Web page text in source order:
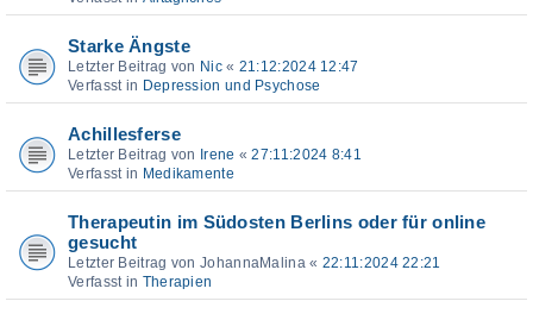
Starke Ängste
Letzter Beitrag von Nic« 21:12:2024 12:47
Verfasst in Depression und Psychose
Achillesferse
Letzter Beitrag von Irene «27:11:2024 8:41
Verfasst in Medikamente
Therapeutin im Südosten Berlins oder für online
gesucht
Letzter Beitrag vonJohannaMalina« 22:11:2024 22:21
Verfasst in Therapien